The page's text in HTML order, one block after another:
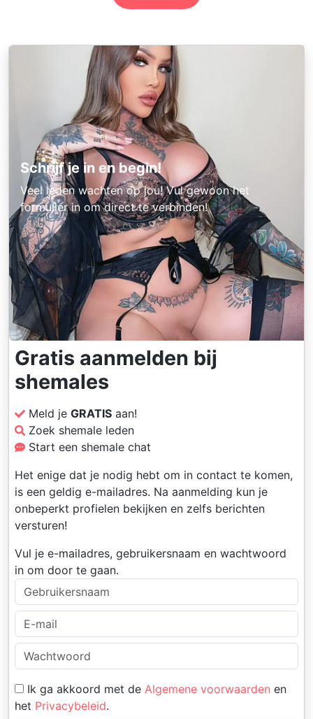
Schrijf je in en begin!
Veel leden wachten op jou! Vul gewoon het
formulier in om direct te verbinden!
Gratis aanmelden bij
shemales
Meld je GRATIS aan!
Zoek shemale leden
Start een shemale chat
Het enige dat je nodig hebt om in contact te komen,
is een geldig e-mailadres. Na aanmelding kun je
onbeperkt profielen bekijken en zelfs berichten
versturen!
Vul je e-mailadres, gebruikersnaam en wachtwoord
in om door te gaan.
Ik ga akkoord met de Algemene voorwaarden en
het Privacybeleid.